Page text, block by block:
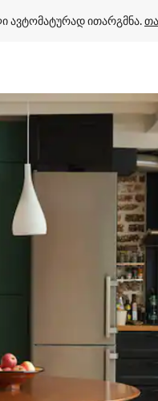
ავტომატურად ითარგმნა.
კლავიშები ზემოთ/